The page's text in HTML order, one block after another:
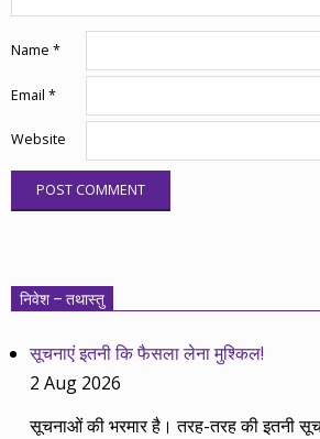
Name *
Email *
Website
निवेश – तथास्तु
सूचनाएं इतनी कि फैसला लेना मुश्किल!
2 Aug 2026
सूचनाओं की भरमार है। तरह-तरह की इतनी